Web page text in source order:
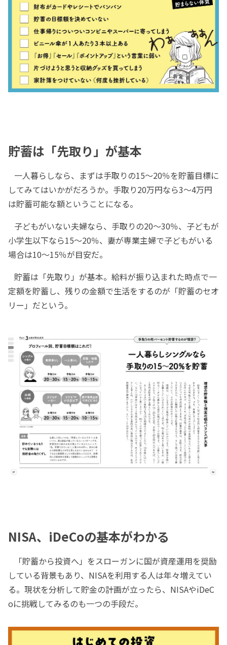
貯蓄は「先取り」が基本
一人暮らしなら、まずは手取りの15～20％を貯蓄目標に
してみてはいかがだろうか。手取り20万円なら3～4万円
は貯蓄可能な額ということになる。
子どもがいない夫婦なら、手取りの20～30％、子どもが
小学生以下なら15～20％、妻が専業主婦で子どもがいる
場合は10～15％が目安だ。
貯蓄は「先取り」が基本。給料が振り込まれた時点で一
定額を貯蓄し、残りの金額で生活をするのが「貯蓄のセオ
リー」だという。
NISA、iDeCoの基本がわかる
「貯蓄から投資へ」をスローガンに国が資産運用を奨励
している背景もあり、NISAを利用する人は年々増えてい
る。現状を分析して貯金の計画が立ったら、NISAやiDeC
oに挑戦してみるのも一つの手段だ。